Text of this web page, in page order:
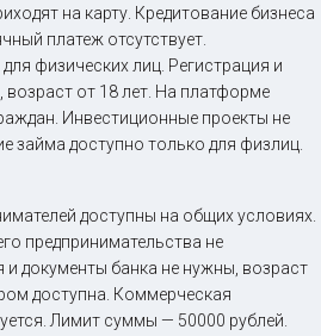
на карту. Кредитование бизнеса
платеж отсутствует.
физических лиц. Регистрация и
от 18 лет. На платформе
Инвестиционные проекты не
займа доступно только для физлиц.
доступны на общих условиях.
предпринимательства не
документы банка не нужны, возраст
доступна. Коммерческая
Лимит суммы — 50000 рублей.